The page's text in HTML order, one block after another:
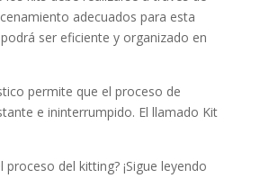
adecuados para esta
ser eficiente y organizado en
permite que el proceso de
e ininterrumpido. El llamado Kit
proceso del kitting? ¡Sigue leyendo